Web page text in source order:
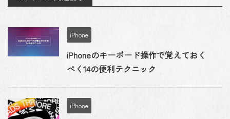
iPhone
iPhoneのキーボード操作で覚えておく
べく14の便利テクニック
iPhone